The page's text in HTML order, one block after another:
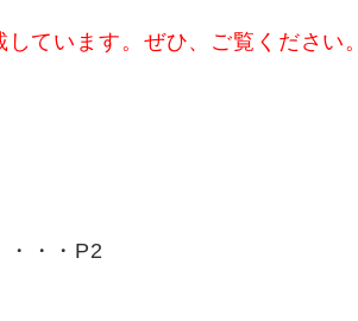
ています。ぜひ、ご覧ください。
・・・P2